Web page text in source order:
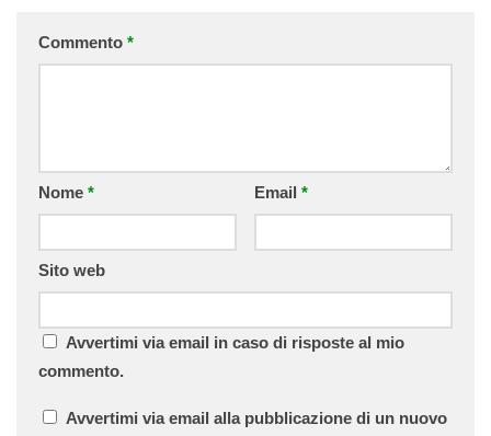
Commento *
Nome * Email *
Sito web
Avvertimi via email in caso di risposte al mio
commento.
Avvertimi via email alla pubblicazione di un nuovo